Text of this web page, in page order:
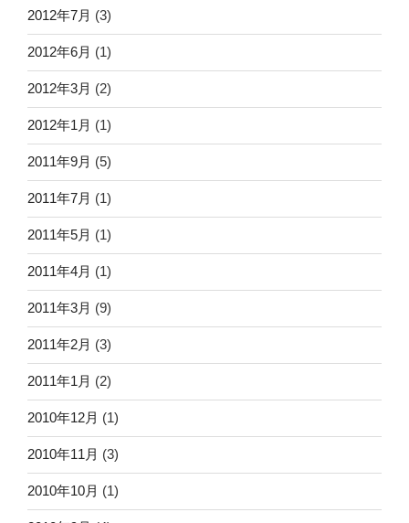
2012年7月 (3)
2012年6月 (1)
2012年3月 (2)
2012年1月 (1)
2011年9月 (5)
2011年7月 (1)
2011年5月 (1)
2011年4月 (1)
2011年3月 (9)
2011年2月 (3)
2011年1月 (2)
2010年12月 (1)
2010年11月 (3)
2010年10月 (1)